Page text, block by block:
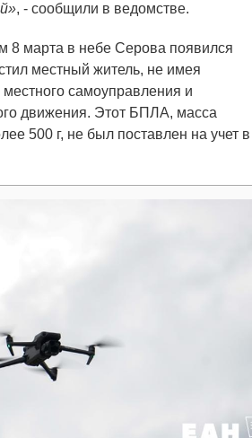
, - сообщили в ведомстве.
8 марта в небе Серова появился
местный житель, не имея
самоуправления и
движения. Этот БПЛА, масса
500 г, не был поставлен на учет в